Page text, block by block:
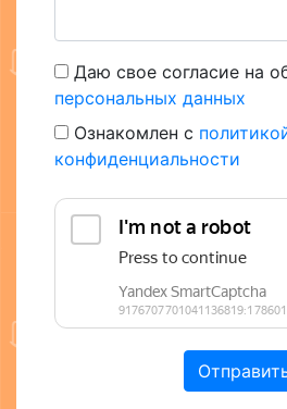
Даю свое согласие на
персональных данных
Ознакомлен с
конфиденциальности